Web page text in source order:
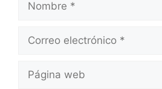
electrónico
Página
web